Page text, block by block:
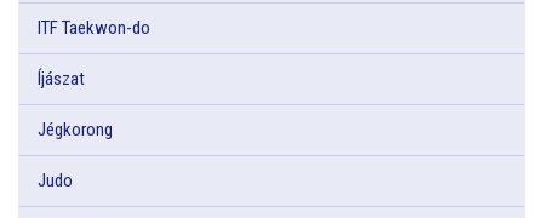
ITF Taekwon-do
Íjászat
Jégkorong
Judo